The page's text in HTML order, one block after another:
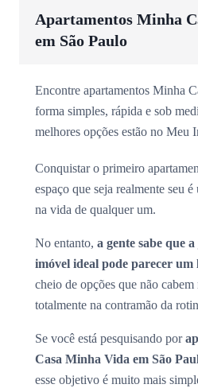
Apartamentos Minha
em São Paulo
Encontre apartamentos Minha
forma simples, rápida e sob
melhores opções estão no Meu
Conquistar o primeiro
espaço que seja realmente seu
na vida de qualquer um.
No entanto, a gente sabe que
imóvel ideal pode parecer
cheio de opções que não
totalmente na contramão da
Se você está pesquisando por
Casa Minha Vida em São
esse objetivo é muito mais